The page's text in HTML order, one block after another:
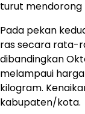
turut mendorong
Pada pekan
ras secara rata-
dibandingkan
melampaui
kilogram.
kabupaten/kota.